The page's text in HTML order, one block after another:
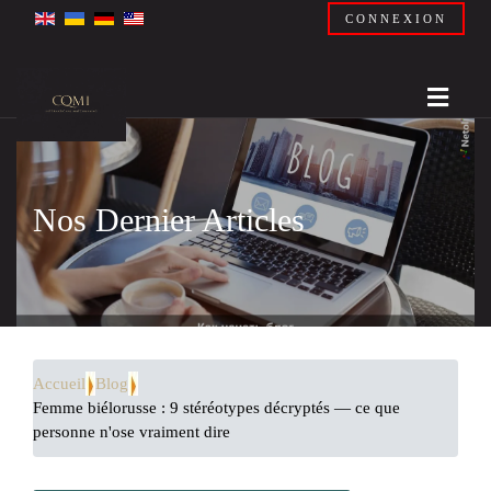
CONNEXION
Nos Dernier Articles
Accueil
Blog
Femme biélorusse : 9 stéréotypes décryptés — ce que
personne n'ose vraiment dire